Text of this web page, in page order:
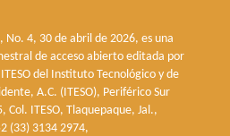
No. 4, 30 de abril de 2026, es una
de acceso abierto editada por
del Instituto Tecnológico y de
A.C. (ITESO), Periférico Sur
ITESO, Tlaquepaque, Jal.,
(33) 3134 2974,